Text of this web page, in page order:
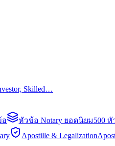
Skilled…
อ หัวข้อ Notary ยอดนิยม500
Apostille & Legalization